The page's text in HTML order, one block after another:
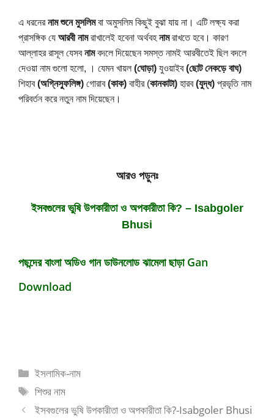
এ ধরনের নাম শুনে মুসলিম বা অমুসলিম কিছুই বুঝা যায় না। এটি লক্ষ্য করা
প্রাসঙ্গিক যে আরবী নাম রাখালেই হবেনা অর্থবহ নাম রাখতে হবে। কারণ
আল্লাহর রাসূল যেসব নাম বদলে দিয়েছেন সমস্ত নামই আরবীতেই ছিল বদলে
দেওয়া নাম গুলো হলো, । যেমন খায়ল (ঘোড়া) যুওয়াইব (ছোট নেকড়ে বাঘ)
শিহাব (অগ্নিস্ফুলিঙ্গ) গোরাব (কাক) বাহীর (কানকাটা) হারব (যুদ্ধ) প্রভৃতি নাম
পরিবর্তন করে নতুন নাম দিয়েছেন।
আরও পড়ুনঃ
ইসবগুলের ভুষি উপকারীতা ও অপকারীতা কি? – Isabgoler
Bhusi
পছন্দের বাংলা অডিও গান ডাউনলোড ঝামেলা ছাড়া Gan
Download
Categories
ইসলামিক-নাম
Tags
শিশুর নাম
ইসবগুলের ভুষি উপকারীতা ও অপকারীতা কি?-Isabgoler Bhusi